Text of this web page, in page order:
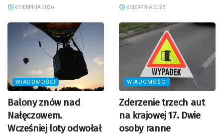
6 SIERPNIA 2026 6 SIERPNIA 2026
WIADOMOŚCI
Balony znów nad
Nałęczowem.
Wcześniej loty odwołał
WIADOMOŚCI
Zderzenie trzech aut
na krajowej 17. Dwie
osoby ranne